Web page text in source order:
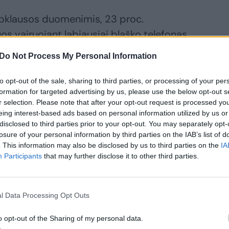
Do Not Process My Personal Information
opt-out of the sale, sharing to third parties, or processing of your
for targeted advertising by us, please use the below opt-out
selection. Please note that after your opt-out request is processed
interest-based ads based on personal information utilized by us
to third parties prior to your opt-out. You may separately
of your personal information by third parties on the IAB’s list of
This information may also be disclosed by us to third parties on the
Participants that may further disclose it to other third parties.
Data Processing Opt Outs
opt-out of the Sharing of my personal data.
duomenimis, 23 proc.
vairuojant labiausiai blaško telefonas,
labiausiai blaško įprotis prie vairo
kliūva automobilyje esantys
mobilieji telefonai labiausiai blaško
amžiaus vyrai.
nelaimė kelyje turėtų būti